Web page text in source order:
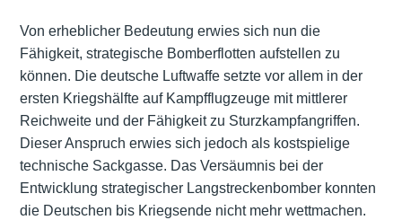
Von erheblicher Bedeutung erwies sich nun die
Fähigkeit, strategische Bomberflotten aufstellen zu
können. Die deutsche Luftwaffe setzte vor allem in der
ersten Kriegshälfte auf Kampfflugzeuge mit mittlerer
Reichweite und der Fähigkeit zu Sturzkampfangriffen.
Dieser Anspruch erwies sich jedoch als kostspielige
technische Sackgasse. Das Versäumnis bei der
Entwicklung strategischer Langstreckenbomber konnten
die Deutschen bis Kriegsende nicht mehr wettmachen.